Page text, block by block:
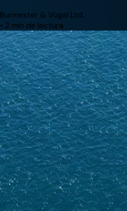
Burmester & Vogel Ltd.
• 2 min de lectura